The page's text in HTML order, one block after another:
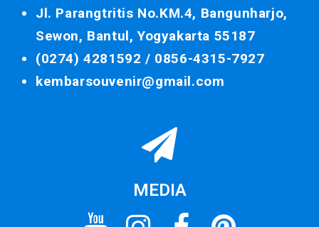
Jl. Parangtritis No.KM.4, Bangunharjo,
Sewon, Bantul, Yogyakarta 55187
(0274) 4281592 / 0856-4315-7927
kembarsouvenir@gmail.com
MEDIA